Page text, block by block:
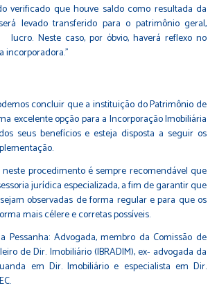
verificado que houve saldo como resultada da
levado transferido para o patrimônio geral,
Neste caso, por óbvio, haverá reflexo no
incorporadora."
concluir que a instituição do Patrimônio de
excelente opção para a Incorporação Imobiliária
seus benefícios e esteja disposta a seguir os
procedimento é sempre recomendável que
jurídica especializada, a fim de garantir que
observadas de forma regular e para que os
mais célere e corretas possíveis.
Pessanha: Advogada, membro da Comissão de
de Dir. Imobiliário (IBRADIM), ex- advogada da
em Dir. Imobiliário e especialista em Dir.